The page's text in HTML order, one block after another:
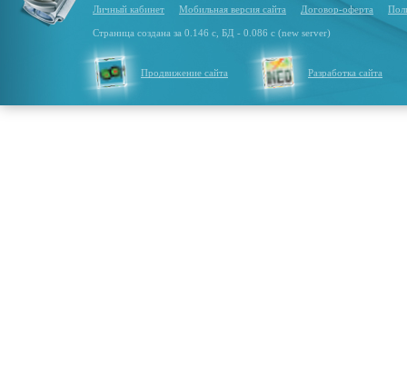
Личный кабинет Мобильная версия сайта Договор-оферта
Страница создана за 0.146 с, БД - 0.086 с (new server)
Продвижение сайта Разработка сайта